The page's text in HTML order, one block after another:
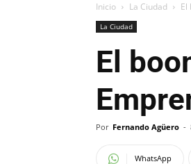
Inicio La Ciudad El
La Ciudad
El
Por Fernando Agüero -
WhatsApp